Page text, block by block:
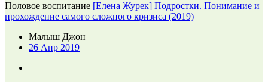
Половое воспитание [Елена Журек] Подростки. Понимание и
прохождение самого сложного кризиса (2019)
Малыш Джон
26 Апр 2019